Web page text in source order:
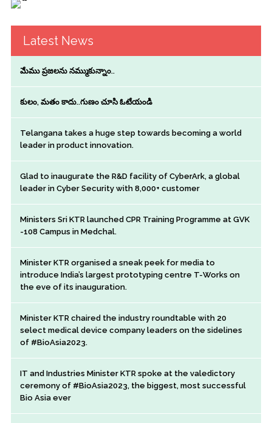
Latest News
మేము ప్రజలను నమ్ముకున్నాం..
కులం, మతం కాదు..గుణం చూసి ఓటేయండి
Telangana takes a huge step towards becoming a world
leader in product innovation.
Glad to inaugurate the R&D facility of CyberArk, a global
leader in Cyber Security with 8,000+ customer
Ministers Sri KTR launched CPR Training Programme at GVK
-108 Campus in Medchal.
Minister KTR organised a sneak peek for media to
introduce India’s largest prototyping centre T-Works on
the eve of its inauguration.
Minister KTR chaired the industry roundtable with 20
select medical device company leaders on the sidelines
of #BioAsia2023.
IT and Industries Minister KTR spoke at the valedictory
ceremony of #BioAsia2023, the biggest, most successful
Bio Asia ever